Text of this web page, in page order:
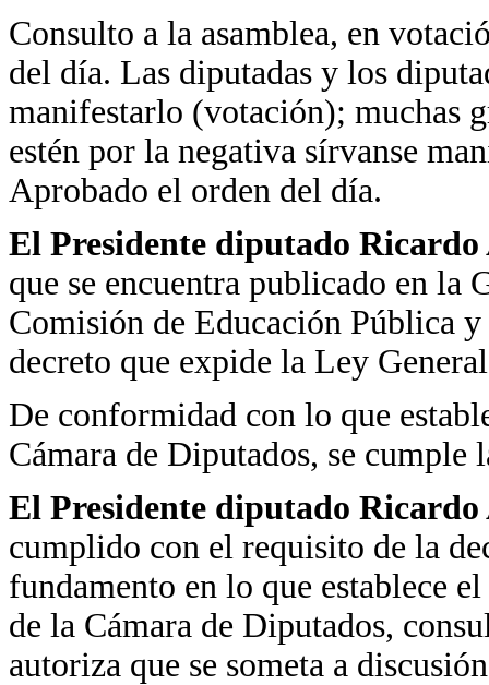
Consulto a la asamblea, en
del día. Las diputadas y los
manifestarlo (votación); muchas
estén por la negativa sírvanse
Aprobado el orden del día.
El Presidente diputado
que se encuentra publicado en la
Comisión de Educación Pública
decreto que expide la Ley
De conformidad con lo que
Cámara de Diputados, se
El Presidente diputado
cumplido con el requisito de la
fundamento en lo que establece
de la Cámara de Diputados,
autoriza que se someta a